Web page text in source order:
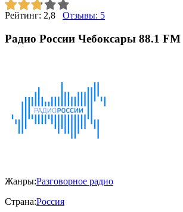
Рейтинг: 2,8 Отзывы: 5
Радио России Чебоксары 88.1 FM
Жанры:Разговорное радио
Страна:Россия